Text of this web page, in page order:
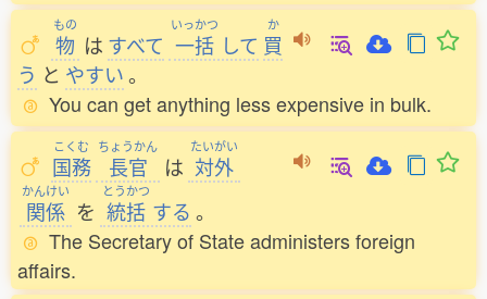
もの
物 は すべて
いっかつ
一括 して
か
買
う と やすい。
You can get anything less expensive in bulk.
こくむ
国務
ちょうかん
長官 は
たいがい
対外
かんけい
関係 を
とうかつ
統括 する 。
The Secretary of State administers foreign
affairs.